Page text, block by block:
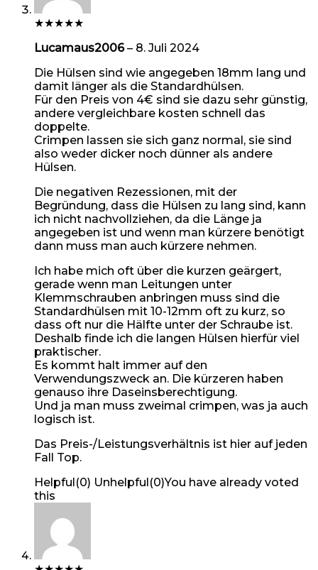
★★★★★
Lucamaus2006– 8. Juli 2024
Die Hülsen sind wie angegeben 18mm lang und
damit länger als die Standardhülsen.
Für den Preis von 4€ sind sie dazu sehr günstig,
andere vergleichbare kosten schnell das
doppelte.
Crimpen lassen sie sich ganz normal, sie sind
also weder dicker noch dünner als andere
Hülsen.
Die negativen Rezessionen, mit der
Begründung, dass die Hülsen zu lang sind, kann
ich nicht nachvollziehen, da die Länge ja
angegeben ist und wenn man kürzere benötigt
dann muss man auch kürzere nehmen.
Ich habe mich oft über die kurzen geärgert,
gerade wenn man Leitungen unter
Klemmschrauben anbringen muss sind die
Standardhülsen mit 10-12mm oft zu kurz, so
dass oft nur die Hälfte unter der Schraube ist.
Deshalb finde ich die langen Hülsen hierfür viel
praktischer.
Es kommt halt immer auf den
Verwendungszweck an. Die kürzeren haben
genauso ihre Daseinsberechtigung.
Und ja man muss zweimal crimpen, was ja auch
logisch ist.
Das Preis-/Leistungsverhältnis ist hier auf jeden
Fall Top.
Helpful(0) Unhelpful(0)You have already voted
this